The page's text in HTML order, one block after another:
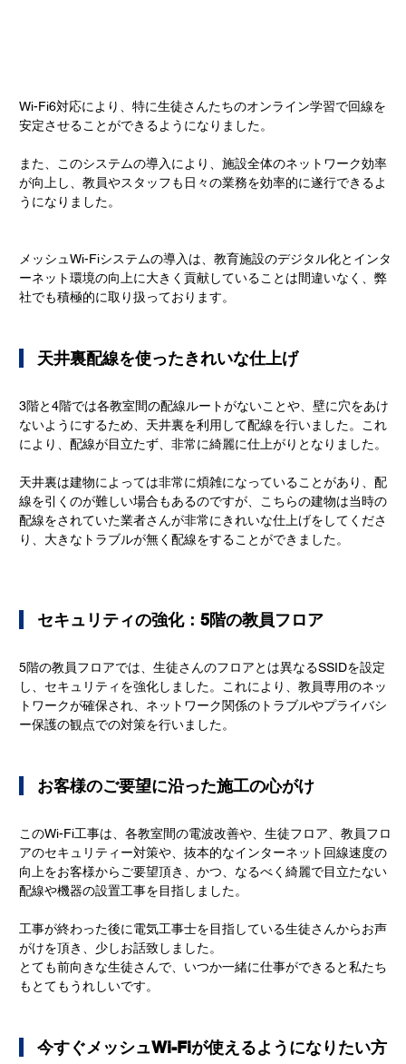
Wi-Fi6対応により、特に生徒さんたちのオンライン学習で回線を
安定させることができるようになりました。
また、このシステムの導入により、施設全体のネットワーク効率
が向上し、教員やスタッフも日々の業務を効率的に遂行できるよ
うになりました。
メッシュWi-Fiシステムの導入は、教育施設のデジタル化とインタ
ーネット環境の向上に大きく貢献していることは間違いなく、弊
社でも積極的に取り扱っております。
天井裏配線を使ったきれいな仕上げ
3階と4階では各教室間の配線ルートがないことや、壁に穴をあけ
ないようにするため、天井裏を利用して配線を行いました。これ
により、配線が目立たず、非常に綺麗に仕上がりとなりました。
天井裏は建物によっては非常に煩雑になっていることがあり、配
線を引くのが難しい場合もあるのですが、こちらの建物は当時の
配線をされていた業者さんが非常にきれいな仕上げをしてくださ
り、大きなトラブルが無く配線をすることができました。
セキュリティの強化：5階の教員フロア
5階の教員フロアでは、生徒さんのフロアとは異なるSSIDを設定
し、セキュリティを強化しました。これにより、教員専用のネッ
トワークが確保され、ネットワーク関係のトラブルやプライバシ
ー保護の観点での対策を行いました。
お客様のご要望に沿った施工の心がけ
このWi-Fi工事は、各教室間の電波改善や、生徒フロア、教員フロ
アのセキュリティー対策や、抜本的なインターネット回線速度の
向上をお客様からご要望頂き、かつ、なるべく綺麗で目立たない
配線や機器の設置工事を目指しました。
工事が終わった後に電気工事士を目指している生徒さんからお声
がけを頂き、少しお話致しました。
とても前向きな生徒さんで、いつか一緒に仕事ができると私たち
もとてもうれしいです。
今すぐメッシュWi-Fiが使えるようになりたい方